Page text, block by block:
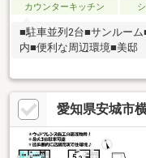
カウンターキッチン
■駐車並列2台■サンルー
内■便利な周辺環境■美邸
愛知県安城市